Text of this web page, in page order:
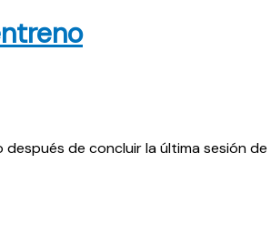
de concluir la última sesión de